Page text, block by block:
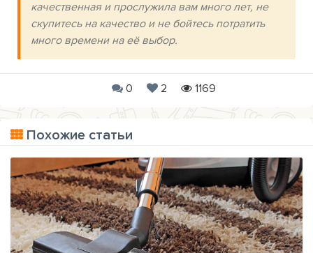
качественная и прослужила вам много лет, не
скупитесь на качество и не бойтесь потратить
много времени на её выбор.
0 2 1169
Похожие статьи